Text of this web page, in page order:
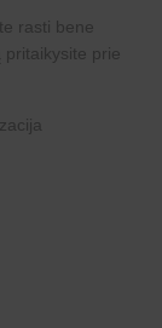
rasti bene
pritaikysite prie